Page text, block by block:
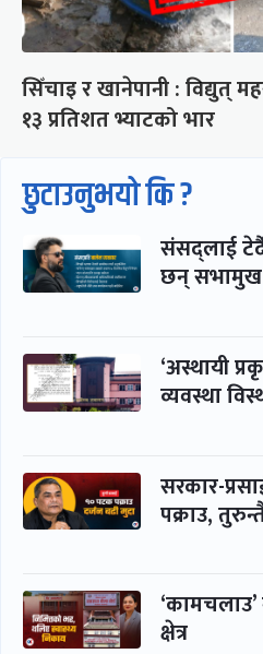
सिँचाइ र खानेपानी : विद्युत्
१३ प्रतिशत भ्याटको भार
छुटाउनुभयो कि ?
संसद्लाई
छन् सभामुख
‘अस्थायी
व्यवस्था
सरकार-
पक्राउ,
क्षेत्र